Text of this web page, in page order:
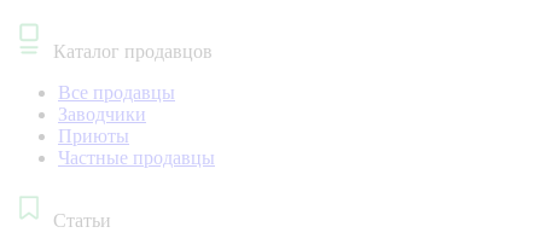
Каталог продавцов
Все продавцы
Заводчики
Приюты
Частные продавцы
Статьи